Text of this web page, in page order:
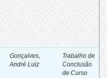
Gonçalves,
André Luiz
Trabalho de
Conclusão
de Curso